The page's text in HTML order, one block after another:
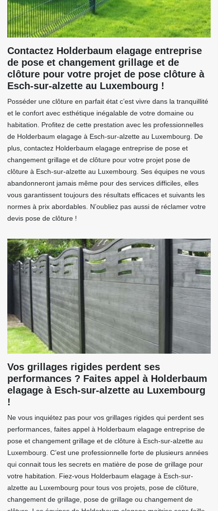
Contactez Holderbaum elagage entreprise
de pose et changement grillage et de
clôture pour votre projet de pose clôture à
Esch-sur-alzette au Luxembourg !
Posséder une clôture en parfait état c’est vivre dans la tranquillité
et le confort avec esthétique inégalable de votre domaine ou
habitation. Profitez de cette prestation avec les professionnelles
de Holderbaum elagage à Esch-sur-alzette au Luxembourg. De
plus, contactez Holderbaum elagage entreprise de pose et
changement grillage et de clôture pour votre projet pose de
clôture à Esch-sur-alzette au Luxembourg. Ses équipes ne vous
abandonneront jamais même pour des services difficiles, elles
vous garantissent toujours des résultats efficaces et suivants les
normes à prix abordables. N’oubliez pas aussi de réclamer votre
devis pose de clôture !
Vos grillages rigides perdent ses
performances ? Faites appel à Holderbaum
elagage à Esch-sur-alzette au Luxembourg
!
Ne vous inquiétez pas pour vos grillages rigides qui perdent ses
performances, faites appel à Holderbaum elagage entreprise de
pose et changement grillage et de clôture à Esch-sur-alzette au
Luxembourg. C’est une professionnelle forte de plusieurs années
qui connait tous les secrets en matière de pose de grillage pour
votre habitation. Fiez-vous Holderbaum elagage à Esch-sur-
alzette au Luxembourg pour tous vos projets, pose de clôture,
changement de grillage, pose de grillage ou changement de